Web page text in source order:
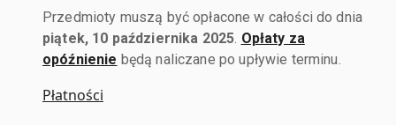
Przedmioty muszą być opłacone w całości do dnia
piątek, 10 października 2025 Opłaty za
opóźnienie będą naliczane po upływie terminu.
Płatności